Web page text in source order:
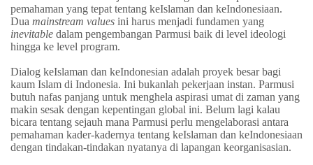
pemahaman yang tepat tentang keIslaman dan keIndonesiaan.
Dua mainstream values ini harus menjadi fundamen yang
inevitable dalam pengembangan Parmusi baik di level ideologi
hingga ke level program.
Dialog keIslaman dan keIndonesian adalah proyek besar bagi
kaum Islam di Indonesia. Ini bukanlah pekerjaan instan. Parmusi
butuh nafas panjang untuk menghela aspirasi umat di zaman yang
makin sesak dengan kepentingan global ini. Belum lagi kalau
bicara tentang sejauh mana Parmusi perlu mengelaborasi antara
pemahaman kader-kadernya tentang keIslaman dan keIndonesiaan
dengan tindakan-tindakan nyatanya di lapangan keorganisasian.